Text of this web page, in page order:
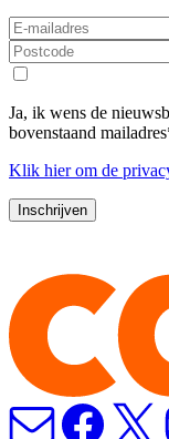
Ja, ik wens de
bovenstaand
Klik hierom de